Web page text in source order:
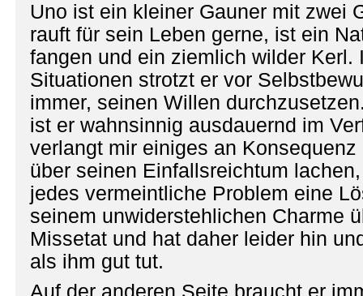
Uno ist ein kleiner Gauner mit zwei
rauft für sein Leben gerne, ist ein
fangen und ein ziemlich wilder Kerl.
Situationen strotzt er vor
immer, seinen Willen
ist er wahnsinnig ausdauernd im
verlangt mir einiges an
über seinen Einfallsreichtum
jedes vermeintliche Problem eine
seinem unwiderstehlichen Charme
Missetat und hat daher leider hin
als ihm gut tut.
Auf der anderen Seite braucht er